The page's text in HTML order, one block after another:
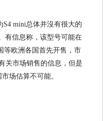
S4 mini总体并沒有很大的
有信息称，该型号可能在
等欧洲各国首先开售，市
关市场销售的信息，但是
场估算不可能。